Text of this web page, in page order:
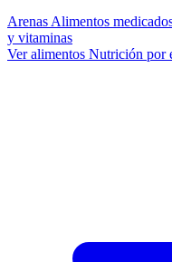
Arenas Alimentos
y vitaminas
Ver alimentos Nutrición por